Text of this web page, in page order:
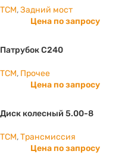
TCM,Задний мост
Цена по запросу
Патрубок С240
TCM, Прочее
Цена по запросу
Диск колесный 5.00-8
TCM,Трансмиссия
Цена по запросу